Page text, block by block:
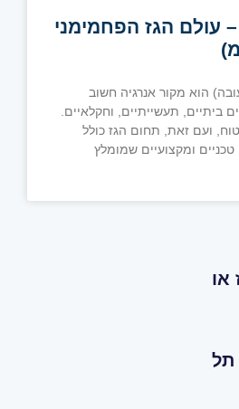
– עולם הגז הפחמימני
הוא מקור אנרגיה חשוב
ביתיים, תעשייתיים, וחקלאיים.
ועם זאת, תחום הגז כולל
ומקצועיים שמומלץ
או
תל